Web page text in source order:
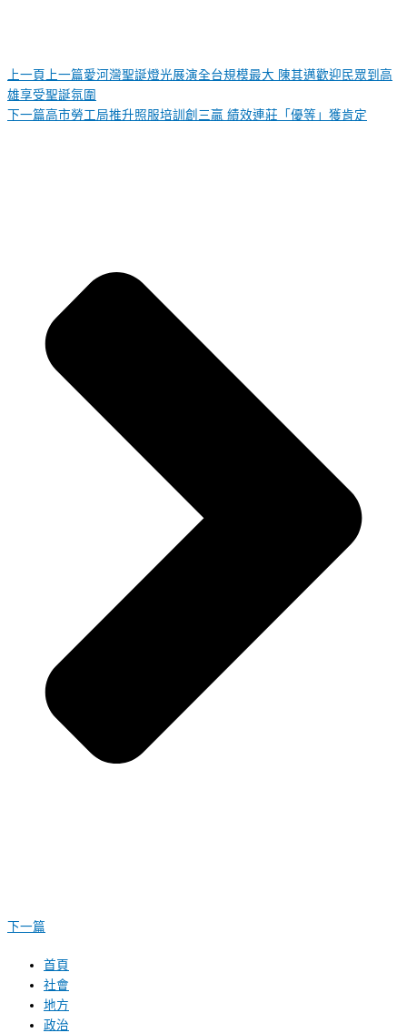
上一頁 上一篇愛河灣聖誕燈光展演全台規模最大 陳其邁歡迎民眾到高
雄享受聖誕氛圍
下一篇高市勞工局推升照服培訓創三贏 績效連莊「優等」獲肯定
下一篇
首頁
社會
地方
政治